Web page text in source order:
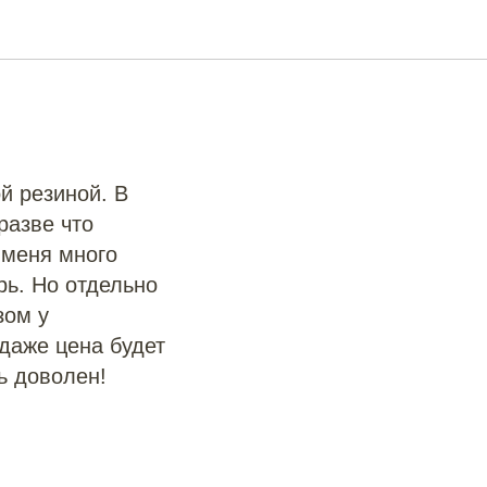
резиной. В
что
много
Но отдельно
у
цена будет
доволен!